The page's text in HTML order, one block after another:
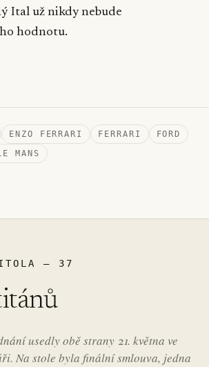
Ital už nikdy nebude
hodnotu.
ENZO FERRARI FERRARI
FORD
MANS
– 37
usedly obě strany 21. května ve
Na stole byla finální smlouva, jedna